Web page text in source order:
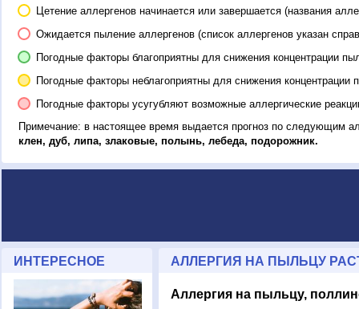
Цетение аллергенов начинается или завершается (названия
Ожидается пыление аллергенов (список аллергенов указан
Погодные факторы благоприятны для снижения концентрации
Погодные факторы неблагоприятны для снижения концентрации
Погодные факторы усугубляют возможные аллергические
Примечание: в настоящее время выдается прогноз по следующим
клен, дуб, липа, злаковые, полынь, лебеда, подорожник.
ИНТЕРЕСНОЕ АЛЛЕРГИЯ НА ПЫЛЬЦУ
Аллергия на пыльцу,